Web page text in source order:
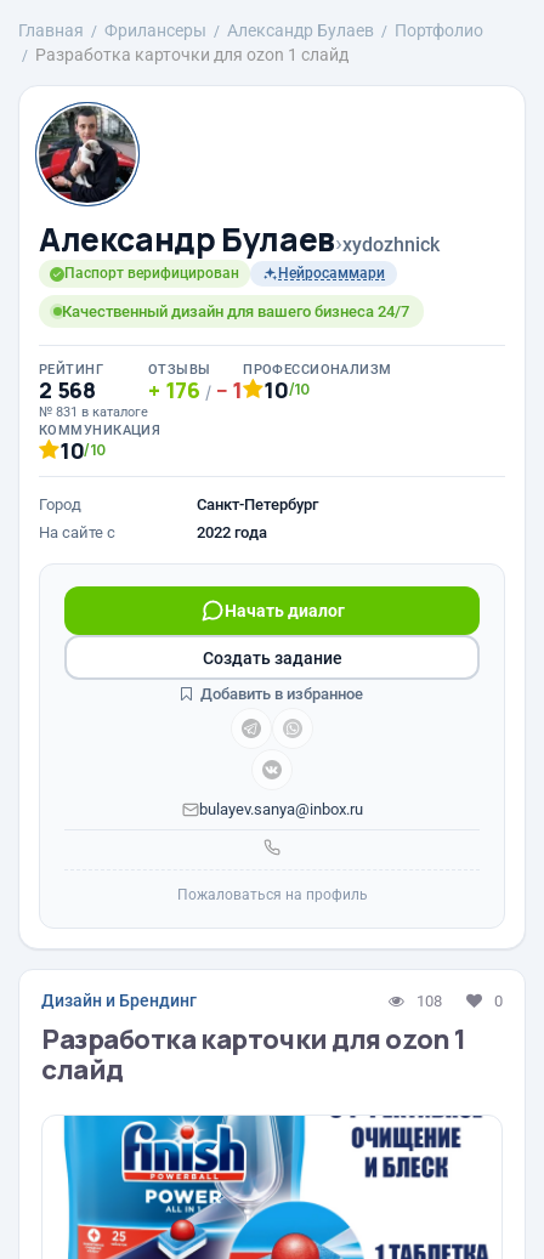
Главная Фрилансеры Александр Булаев
Портфолио
Разработка карточки для ozon 1 слайд
Александр Булаев›xydozhnick
Паспорт верифицирован Нейросаммари
Качественный дизайн для вашего бизнеса 24/7
РЕЙТИНГ
2 568
№ 831 в каталоге
ОТЗЫВЫ
176 / 1
ПРОФЕССИОНАЛИЗМ
10/10
КОММУНИКАЦИЯ
10/10
Город
Санкт-Петербург
На сайте с
2022 года
Начать диалог
bulayev.sanya@inbox.ru
Создать задание
Добавить в избранное
Пожаловаться на профиль
Дизайн и Брендинг 108 0
Разработка карточки для ozon 1
слайд